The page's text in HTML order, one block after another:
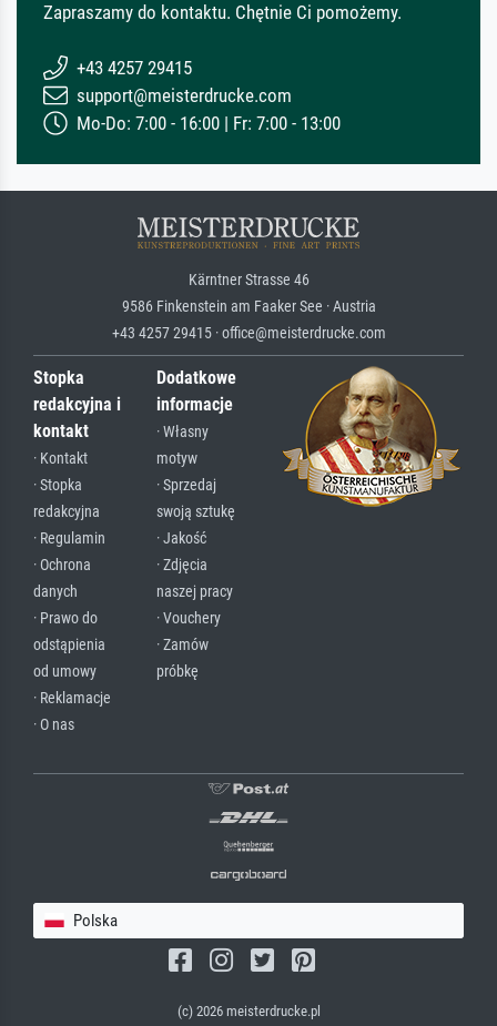
Zapraszamy do kontaktu. Chętnie Ci pomożemy.
+43 4257 29415
support@meisterdrucke.com
Mo-Do: 7:00 - 16:00 | Fr: 7:00 - 13:00
Kärntner Strasse 46
9586 Finkenstein am Faaker See · Austria
+43 4257 29415 · office@meisterdrucke.com
Stopka
redakcyjna i
kontakt
· Kontakt
· Stopka
redakcyjna
· Regulamin
· Ochrona
danych
· Prawo do
odstąpienia
od umowy
· Reklamacje
· O nas
Dodatkowe
informacje
· Własny
motyw
· Sprzedaj
swoją sztukę
· Jakość
· Zdjęcia
naszej pracy
· Vouchery
· Zamów
próbkę
Polska
(c) 2026 meisterdrucke.pl